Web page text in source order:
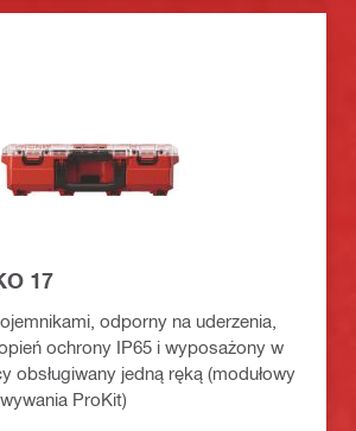
17
odporny na uderzenia,
ochrony IP65 i wyposażony w
obsługiwany jedną ręką (modułowy
ProKit)